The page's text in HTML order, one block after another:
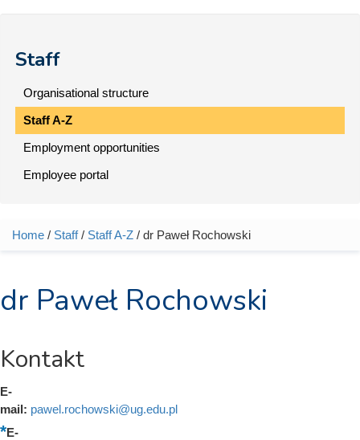
Staff
Organisational structure
Staff A-Z
Employment opportunities
Employee portal
You are here
Home / Staff/ Staff A-Z / dr Paweł Rochowski
dr Paweł Rochowski
Kontakt
E-
mail: pawel.rochowski@ug.edu.pl
E-